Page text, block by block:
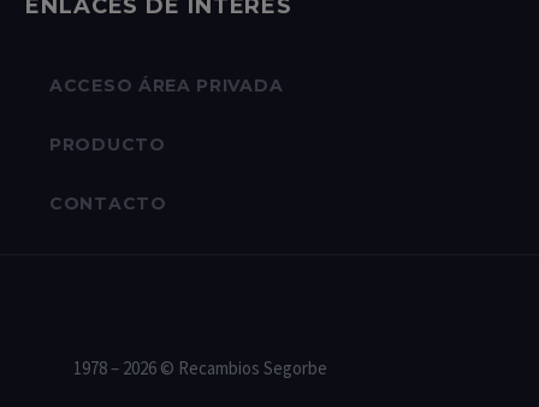
ENLACES DE INTERÉS
ACCESO ÁREA PRIVADA
PRODUCTO
CONTACTO
1978 – 2026 © Recambios Segorbe